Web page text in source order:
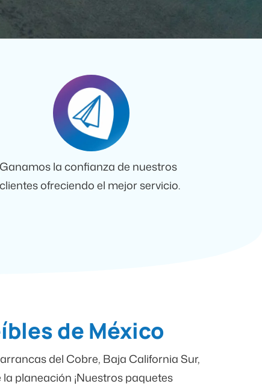
Ganamos la confianza de nuestros
clientes ofreciendo el mejor servicio.
de México
del Cobre, Baja California Sur,
planeación ¡Nuestros paquetes